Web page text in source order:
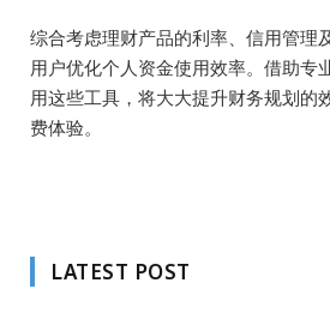
综合考虑理财产品的利率、信用管理
用户优化个人资金使用效率。借助专
用这些工具，将大大提升财务规划的
费体验。
LATEST POST